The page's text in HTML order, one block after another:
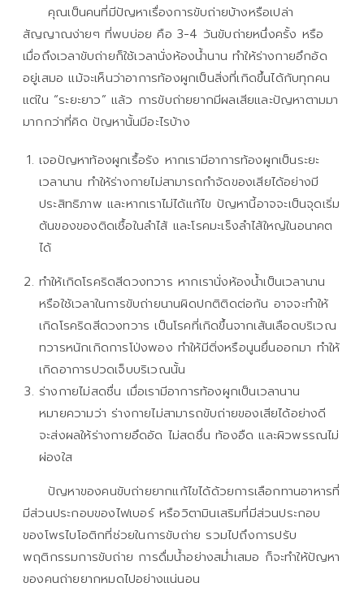
คุณเป็นคนที่มีปัญหาเรื่องการขับถ่ายบ้างหรือเปล่า
สัญญาณง่ายๆ ที่พบบ่อย คือ 3-4 วันขับถ่ายหนึ่งครั้ง หรือ
เมื่อถึงเวลาขับถ่ายก็ใช้เวลานั่งห้องน้ำนาน ทำให้ร่างกายอึกอัด
อยู่เสมอ แม้จะเห็นว่าอาการท้องผูกเป็นสิ่งที่เกิดขึ้นได้กับทุกคน
แต่ใน “ระยะยาว” แล้ว การขับถ่ายยากมีผลเสียและปัญหาตามมา
มากกว่าที่คิด ปัญหานั้นมีอะไรบ้าง
เจอปัญหาท้องผูกเรื้อรัง หากเรามีอาการท้องผูกเป็นระยะ
เวลานาน ทำให้ร่างกายไม่สามารถกำจัดของเสียได้อย่างมี
ประสิทธิภาพ และหากเราไม่ได้แก้ไข ปัญหานี้อาจจะเป็นจุดเริ่ม
ต้นของของติดเชื้อในลำไส้ และโรคมะเร็งลำไส้ใหญ่ในอนาคต
ได้
ทำให้เกิดโรคริดสีดวงทวาร หากเรานั่งห้องน้ำเป็นเวลานาน
หรือใช้เวลาในการขับถ่ายนานผิดปกติติดต่อกัน อาจจะทำให้
เกิดโรคริดสีดวงทวาร เป็นโรคที่เกิดขึ้นจากเส้นเลือดบริเวณ
ทวารหนักเกิดการโป่งพอง ทำให้มีติ่งหรือนูนยื่นออกมา ทำให้
เกิดอาการปวดเจ็บบริเวณนั้น
ร่างกายไม่สดชื่น เมื่อเรามีอาการท้องผูกเป็นเวลานาน
หมายความว่า ร่างกายไม่สามารถขับถ่ายของเสียได้อย่างดี
จะส่งผลให้ร่างกายอึดอัด ไม่สดชื่น ท้องอืด และผิวพรรณไม่
ผ่องใส
ปัญหาของคนขับถ่ายยากแก้ไขได้ด้วยการเลือกทานอาหารที่
มีส่วนประกอบของไฟเบอร์ หรือวิตามินเสริมที่มีส่วนประกอบ
ของโพรไบโอติกที่ช่วยในการขับถ่าย รวมไปถึงการปรับ
พฤติกรรมการขับถ่าย การดื่มน้ำอย่างสม่ำเสมอ ก็จะทำให้ปัญหา
ของคนถ่ายยากหมดไปอย่างแน่นอน